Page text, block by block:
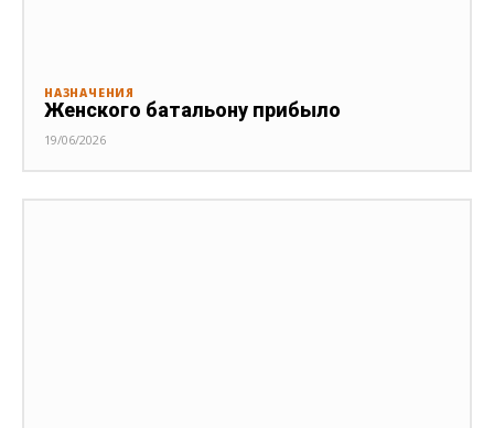
НАЗНАЧЕНИЯ
Женского батальону прибыло
19/06/2026